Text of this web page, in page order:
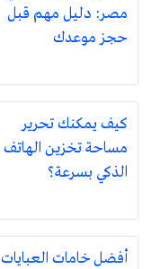
مصر: دليل مهم قبل
حجز موعدك
كيف يمكنك تحرير
مساحة تخزين الهاتف
الذكي بسرعة؟
أفضل خامات العبايات